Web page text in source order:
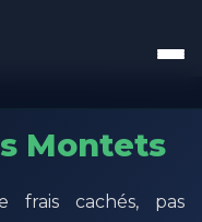
Montets
frais cachés, pas